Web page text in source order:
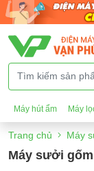
Máy hút ẩm Máy
Trang chủ Máy
Máy sưởi